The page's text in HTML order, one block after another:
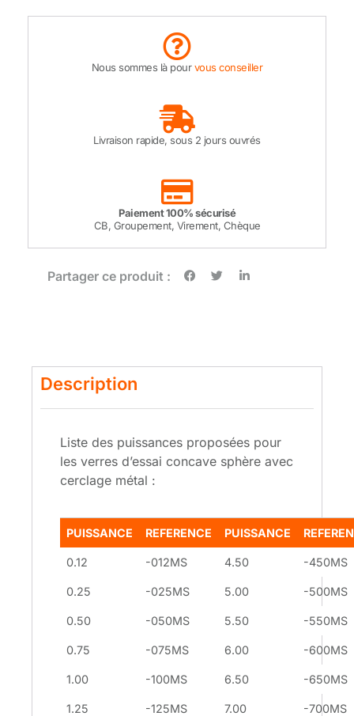
Nous sommes là pourvous conseiller
Livraison rapide, sous 2 jours ouvrés
Paiement 100% sécurisé
CB, Groupement, Virement, Chèque
Partager ce produit :
Description
Liste des puissances proposées pour
les verres d’essai concave sphère avec
cerclage métal :
PUISSANCE REFERENCE PUISSANCE
0.12 -012MS 4.50 -450MS
0.25 -025MS 5.00 -500MS
0.50 -050MS 5.50 -550MS
0.75 -075MS 6.00 -600MS
1.00 -100MS 6.50 -650MS
1.25 -125MS 7.00 -700MS